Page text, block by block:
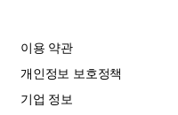
이용 약관
개인정보 보호정책
기업 정보